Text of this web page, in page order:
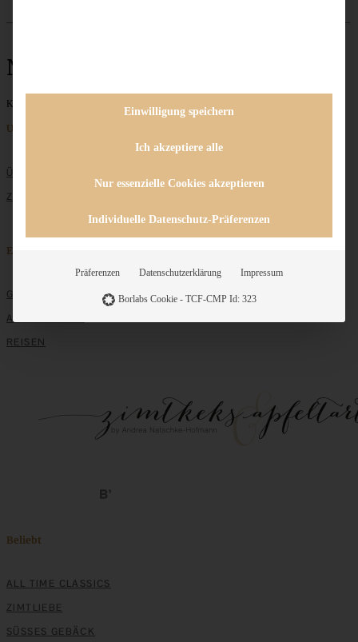
Nussgranola
Keine Beiträge gefunden
Unternehmen
ÜBER MICH
ZUSAMMENARBEIT
Entdecken
GRUNDLAGEN
ALLE REZEPTE
REISEN
Beliebt
ALL TIME CLASSICS
ZIMTLIEBE
SÜSSES GEBÄCK
Einwilligung speichern
Ich akzeptiere alle
Nur essenzielle Cookies akzeptieren
Individuelle Datenschutz-Präferenzen
Präferenzen Datenschutzerklärung Impressum
Borlabs Cookie - TCF-CMP Id: 323